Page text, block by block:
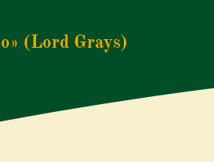
(Lord Grays)